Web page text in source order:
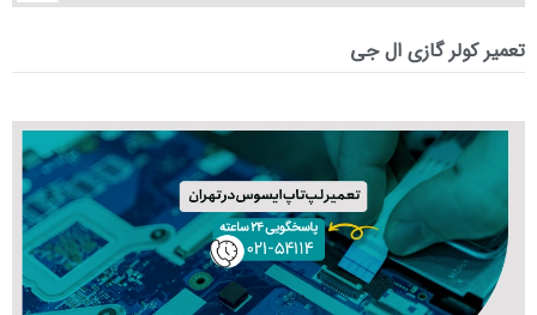
تعمیر کولر گازی ال جی